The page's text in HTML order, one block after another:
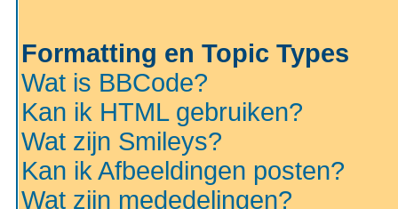
Formatting en Topic Types
Wat is BBCode?
Kan ik HTML gebruiken?
Wat zijn Smileys?
Kan ik Afbeeldingen posten?
Wat zijn mededelingen?